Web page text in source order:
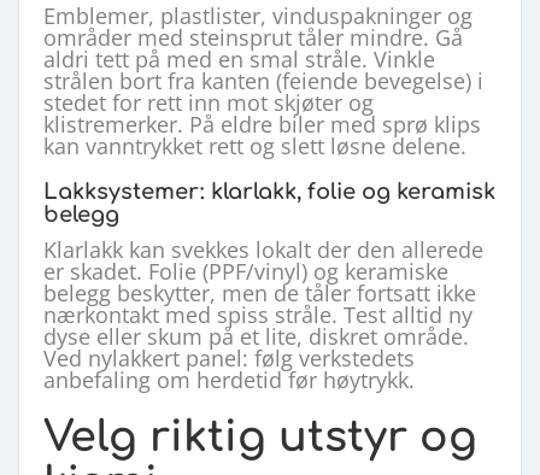
Emblemer, plastlister, vinduspakninger og
områder med steinsprut tåler mindre. Gå
aldri tett på med en smal stråle. Vinkle
strålen bort fra kanten (feiende bevegelse) i
stedet for rett inn mot skjøter og
klistremerker. På eldre biler med sprø klips
kan vanntrykket rett og slett løsne delene.
Lakksystemer: klarlakk, folie og keramisk
belegg
Klarlakk kan svekkes lokalt der den allerede
er skadet. Folie (PPF/vinyl) og keramiske
belegg beskytter, men de tåler fortsatt ikke
nærkontakt med spiss stråle. Test alltid ny
dyse eller skum på et lite, diskret område.
Ved nylakkert panel: følg verkstedets
anbefaling om herdetid før høytrykk.
Velg riktig utstyr og